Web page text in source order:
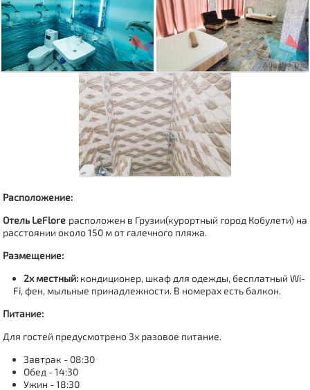
Расположение:
Отель LeFlore расположен в Грузии(курортный город Кобулети)на
расстоянии около 150 м от галечного пляжа.
Размещение:
2х местный: кондиционер, шкаф для одежды, бесплатныйWi-
Fi, фен, мыльные принадлежности. В номерах есть балкон.
Питание:
Для гостей предусмотрено 3х разовое питание.
Завтрак - 08:30
Обед - 14:30
Ужин - 18:30